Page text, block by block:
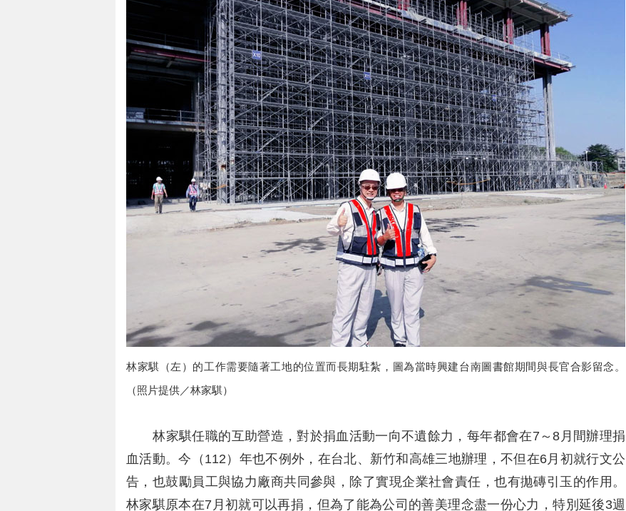
林家騏（左）的工作需要隨著工地的位置而長期駐紮，圖為當時興建台南圖書館期間與長官合影留念。
（照片提供／林家騏）
林家騏任職的互助營造，對於捐血活動一向不遺餘力，每年都會在7～8月間辦理捐
血活動。今（112）年也不例外，在台北、新竹和高雄三地辦理，不但在6月初就行文公
告，也鼓勵員工與協力廠商共同參與，除了實現企業社會責任，也有拋磚引玉的作用。
林家騏原本在7月初就可以再捐，但為了能為公司的善美理念盡一份心力，特別延後3週